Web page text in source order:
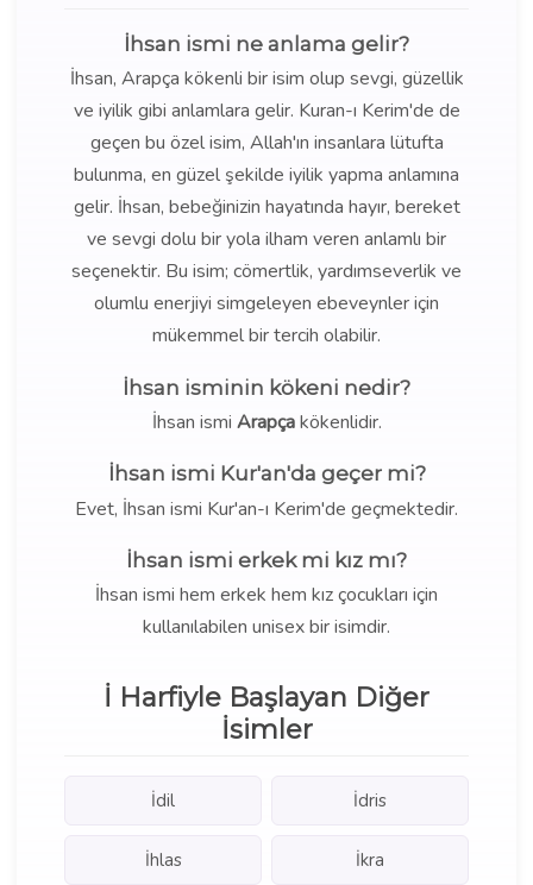
İhsan ismi ne anlama gelir?
İhsan, Arapça kökenli bir isim olup sevgi, güzellik
ve iyilik gibi anlamlara gelir. Kuran-ı Kerim'de de
geçen bu özel isim, Allah'ın insanlara lütufta
bulunma, en güzel şekilde iyilik yapma anlamına
gelir. İhsan, bebeğinizin hayatında hayır, bereket
ve sevgi dolu bir yola ilham veren anlamlı bir
seçenektir. Bu isim; cömertlik, yardımseverlik ve
olumlu enerjiyi simgeleyen ebeveynler için
mükemmel bir tercih olabilir.
İhsan isminin kökeni nedir?
İhsan ismi Arapçakökenlidir.
İhsan ismi Kur'an'da geçer mi?
Evet, İhsan ismi Kur'an-ı Kerim'de geçmektedir.
İhsan ismi erkek mi kız mı?
İhsan ismi hem erkek hem kız çocukları için
kullanılabilen unisex bir isimdir.
İ Harfiyle Başlayan Diğer
İsimler
İdil İdris
İhlas İkra